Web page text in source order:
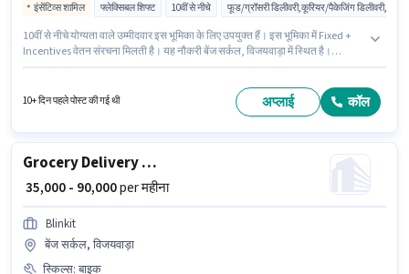
इंसेंटिव्स शामिल फ्लेक्सिबल शिफ्ट 10वीं से नीचे फूड/ग्रॉसरी डिलीवरी,कूरियर/पैकेजिंग डिलीवरी,ई-
10वीं से नीचे योग्यता वाले उम्मीदवार इस भूमिका के लिए उपयुक्त हैं। इस भूमिका में Fixed +
Incentives वेतन संरचना मिलती है। यह नौकरी बेंज सर्कल, विजयवाड़ा में स्थित है।
के लिए उम्मीदवार के पास टू-व्हीलर ड्राइविंग होना अनिवार्य है।
10+ दिन पहले पोस्ट की गई थी अप्लाई कॉल
Grocery Delivery Boy
₹ 35,000 - 90,000per महीना
Blinkit
बेंज सर्कल, विजयवाड़ा
स्किल्स: बाइक